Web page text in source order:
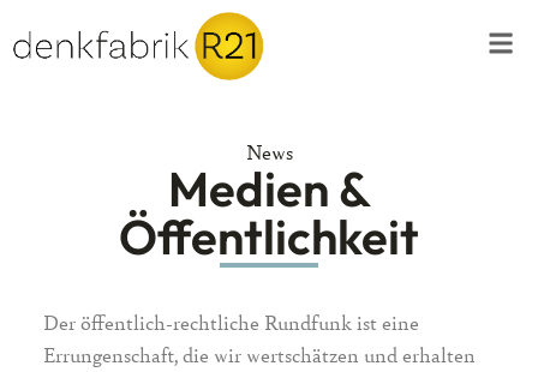
News
Medien &
Öffentlichkeit
Der öffentlich-rechtliche Rundfunk ist eine
Errungenschaft, die wir wertschätzen und erhalten